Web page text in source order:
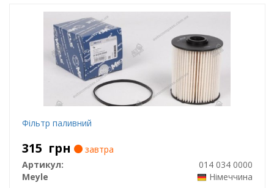
Фільтр паливний
315 грн
завтра
Артикул:
014 034 0000
Meyle
Німеччина